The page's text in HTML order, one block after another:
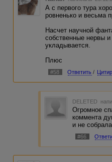
А с первого тура
ровненько и весьма
Насчет научной
собственные нервы
укладывается.
Плюс
#58 Ответить /
DELETED
Огромное
коммента
и не
#66